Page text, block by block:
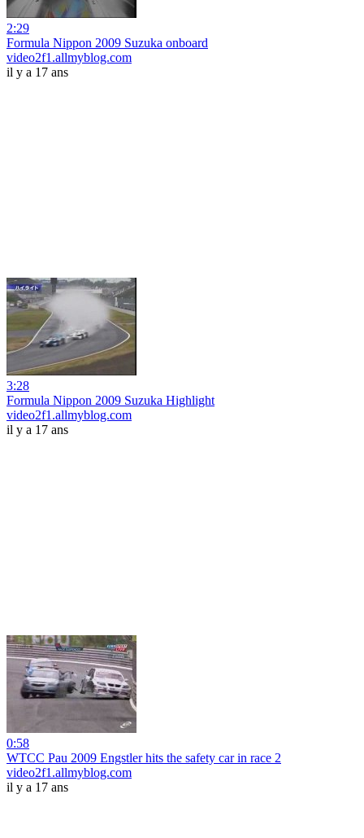
2:29
Formula Nippon 2009 Suzuka onboard
video2f1.allmyblog.com
il y a 17 ans
3:28
Formula Nippon 2009 Suzuka Highlight
video2f1.allmyblog.com
il y a 17 ans
0:58
WTCC Pau 2009 Engstler hits the safety car in race 2
video2f1.allmyblog.com
il y a 17 ans